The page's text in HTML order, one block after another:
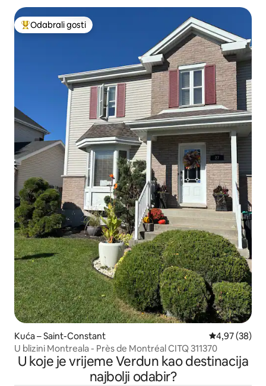
Među najviše rangiranima s oznakom „Odabrali gosti”
Odabrali gosti
Kuća – Saint-Constant Prosječna
4,97 (38)
U blizini Montreala - Près de Montréal CITQ 311370
U koje je vrijeme Verdun kao destinacija
najbolji odabir?